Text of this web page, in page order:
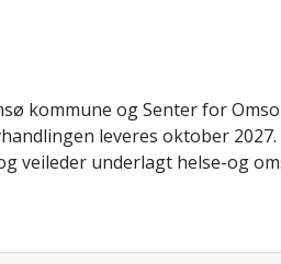
kommune og Senter for
leveres oktober
veileder underlagt helse-og